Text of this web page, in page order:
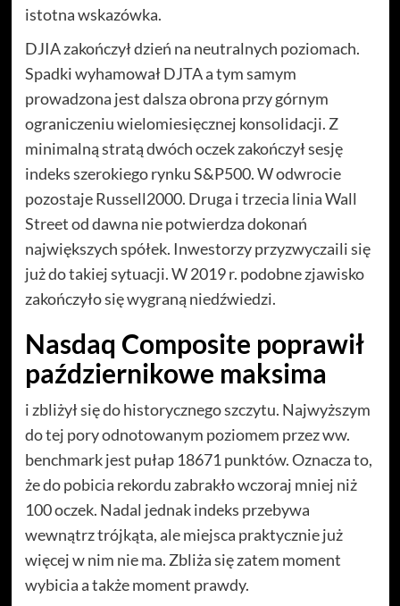
istotna wskazówka.
DJIA zakończył dzień na neutralnych poziomach.
Spadki wyhamował DJTA a tym samym
prowadzona jest dalsza obrona przy górnym
ograniczeniu wielomiesięcznej konsolidacji. Z
minimalną stratą dwóch oczek zakończył sesję
indeks szerokiego rynku S&P500. W odwrocie
pozostaje Russell2000. Druga i trzecia linia Wall
Street od dawna nie potwierdza dokonań
największych spółek. Inwestorzy przyzwyczaili się
już do takiej sytuacji. W 2019 r. podobne zjawisko
zakończyło się wygraną niedźwiedzi.
Nasdaq Composite poprawił
październikowe maksima
i zbliżył się do historycznego szczytu. Najwyższym
do tej pory odnotowanym poziomem przez ww.
benchmark jest pułap 18671 punktów. Oznacza to,
że do pobicia rekordu zabrakło wczoraj mniej niż
100 oczek. Nadal jednak indeks przebywa
wewnątrz trójkąta, ale miejsca praktycznie już
więcej w nim nie ma. Zbliża się zatem moment
wybicia a także moment prawdy.